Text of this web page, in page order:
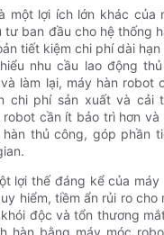
một lợi ích lớn khác của
tư ban đầu cho hệ thống
tiết kiệm chi phí dài
nhu cầu lao động
làm lại, máy hàn robot
chi phí sản xuất và cải
robot cần ít bảo trì hơn
thủ công, góp phần
lợi thế đáng kể của máy
hiểm, tiềm ẩn rủi ro cho
độc và tổn thương
hàn bằng máy móc